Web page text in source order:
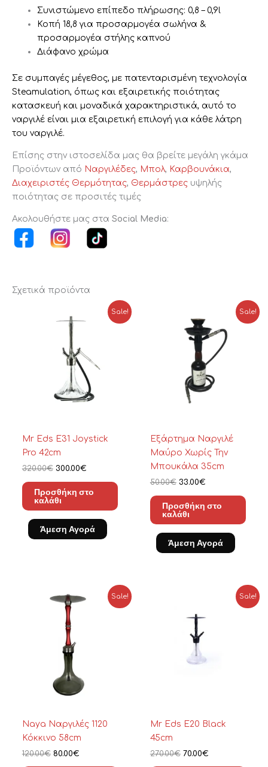
Συνιστώμενο επίπεδο πλήρωσης: 0,8 – 0,9l
Κοπή 18,8 για προσαρμογέα σωλήνα &
προσαρμογέα στήλης καπνού
Διάφανο χρώμα
Σε συμπαγές μέγεθος, με πατενταρισμένη τεχνολογία
Steamulation, όπως και εξαιρετικής ποιότητας
κατασκευή και μοναδικά χαρακτηριστικά, αυτό το
ναργιλέ είναι μια εξαιρετική επιλογή για κάθε λάτρη
του ναργιλέ.
Επίσης στην ιστοσελίδα μας θα βρείτε μεγάλη γκάμα
Προϊόντων από Ναργιλέδες, Μπολ, Καρβουνάκια,
Διαχειριστές Θερμότητας, Θερμάστρες υψηλής
ποιότητας σε προσιτές τιμές
Ακολουθήστε μας στα Social Media:
Σχετικά προϊόντα
Sale!
Mr Eds E31 Joystick
Pro 42cm
320.00€
price
was:
320.00€.
300.00€
τρέχουσα
Προσθήκη στο
καλάθι
Άμεση Αγορά
Sale!
Εξάρτημα Ναργιλέ
Μαύρο Χωρίς Την
Μπουκάλα 35cm
50.00€
price
was:
50.00€.
33.00€
τρέχουσα
τιμή
είναι:
33.00€.
Προσθήκη στο
καλάθι
Άμεση Αγορά
Sale!
Naya Ναργιλές 1120
Κόκκινο 58cm
120.00€
Original
price
was:
120.00€.
80.00€
τρέχουσα
Sale!
Mr Eds E20 Black
45cm
270.00€
270.00€.
70.00€
τρέχουσα